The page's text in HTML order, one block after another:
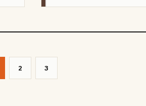
2 3